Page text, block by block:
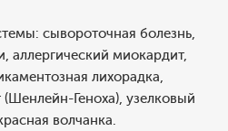
сывороточная болезнь,
аллергический миокардит,
лихорадка,
(Шенлейн-Геноха), узелковый
волчанка.